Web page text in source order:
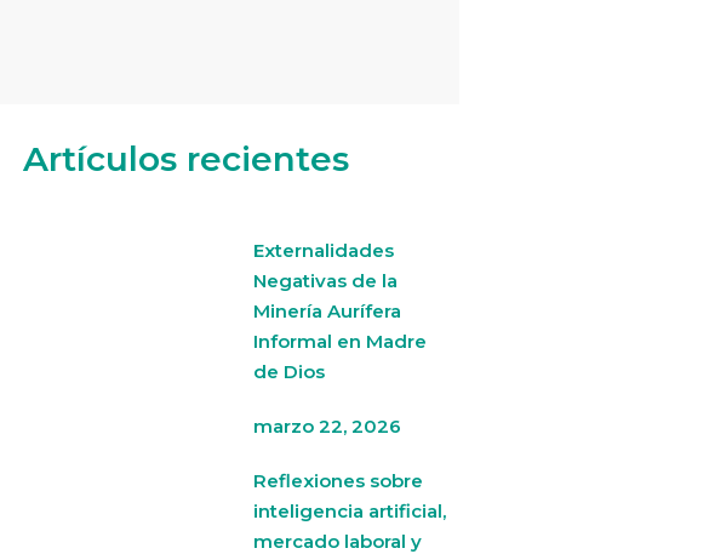
Artículos recientes
Externalidades
Negativas de la
Minería Aurífera
Informal en Madre
de Dios
marzo 22, 2026
Reflexiones sobre
inteligencia artificial,
mercado laboral y